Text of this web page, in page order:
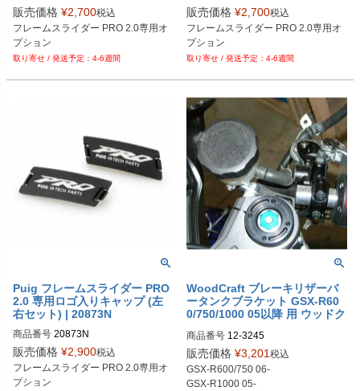
販売価格 ¥2,700税込
フレームスライダー PRO 2.0専用オ
プション
4-6週間
販売価格 ¥2,700税込
フレームスライダー PRO 2.0専用オ
プション
4-6週間
Puig フレームスライダー PRO
2.0 専用ロゴ入りキャップ (左
右セット) | 20873N
商品番号 20873N
販売価格 ¥2,900税込
フレームスライダー PRO 2.0専用オ
プション
WoodCraft ブレーキリザーバ
ータンクブラケット GSX-R60
0/750/1000 05以降 用 ウッドク
商品番号 12-3245
販売価格 ¥3,201 税込
GSX-R600/750 06-
GSX-R1000 05-